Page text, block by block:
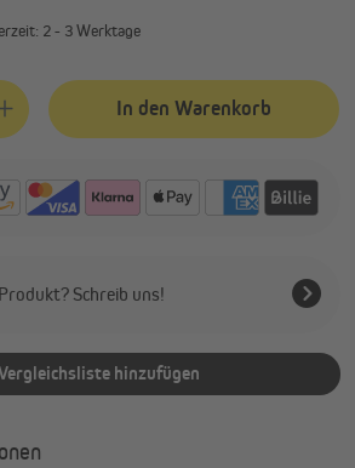
2 - 3 Werktage
Gib den gewünschten Wert ein oder
In den Warenkorb
Schreib uns!
hinzufügen